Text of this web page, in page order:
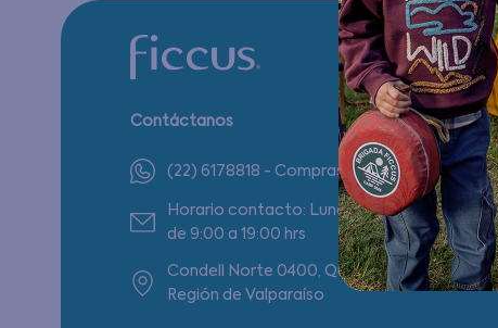
Contáctanos
(22) 6178818 - Compras Internet
Horario contacto: Lunes a Viernes
de 9:00 a 19:00 hrs
Condell Norte 0400, Quilpué,
Región de Valparaíso